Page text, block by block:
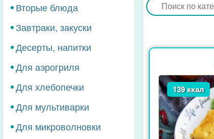
Вторые блюда
Завтраки, закуски
Десерты, напитки
Для аэрогриля
Для хлебопечки
Для мультиварки
Для микроволновки
139 ккал